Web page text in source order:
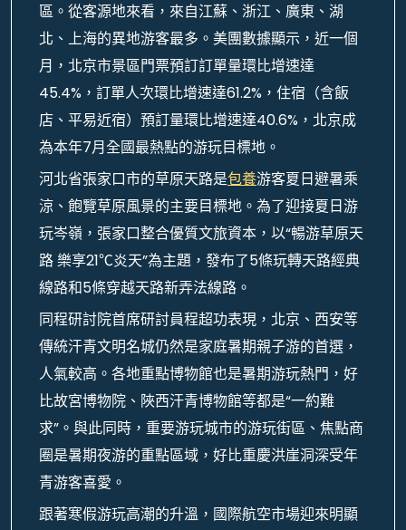
區。從客源地來看，來自江蘇、浙江、廣東、湖
北、上海的異地游客最多。美團數據顯示，近一個
月，北京市景區門票預訂訂單量環比增速達
45.4%，訂單人次環比增速達61.2%，住宿（含飯
店、平易近宿）預訂量環比增速達40.6%，北京成
為本年7月全國最熱點的游玩目標地。
河北省張家口市的草原天路是包養游客夏日避暑乘
涼、飽覽草原風景的主要目標地。為了迎接夏日游
玩岑嶺，張家口整合優質文旅資本，以“暢游草原天
路 樂享21℃炎天”為主題，發布了5條玩轉天路經典
線路和5條穿越天路新弄法線路。
同程研討院首席研討員程超功表現，北京、西安等
傳統汗青文明名城仍然是家庭暑期親子游的首選，
人氣較高。各地重點博物館也是暑期游玩熱門，好
比故宮博物院、陜西汗青博物館等都是“一約難
求”。與此同時，重要游玩城市的游玩街區、焦點商
圈是暑期夜游的重點區域，好比重慶洪崖洞深受年
青游客喜愛。
跟著寒假游玩高潮的升溫，國際航空市場迎來明顯